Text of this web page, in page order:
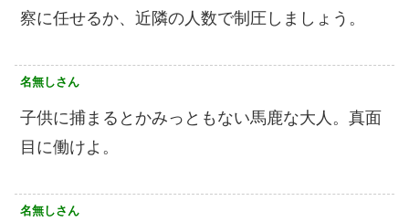
察に任せるか、近隣の人数で制圧しましょう。
名無しさん
子供に捕まるとかみっともない馬鹿な大人。真面
目に働けよ。
名無しさん